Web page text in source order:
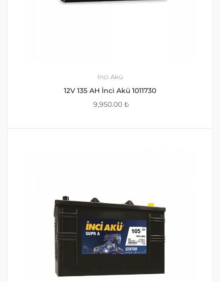
İnci Akü
12V 135 AH İnci Akü 1011730
9,950.00 ₺